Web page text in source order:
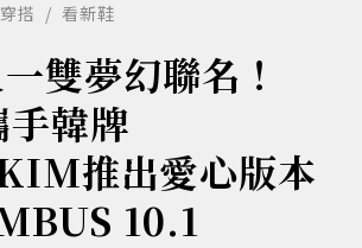
搭 看新鞋
雙夢幻聯名！
韓牌
推出愛心版本
10.1